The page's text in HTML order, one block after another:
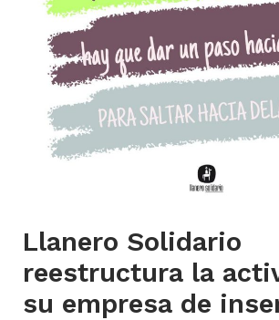
Llanero Solidario
reestructura la
su empresa de